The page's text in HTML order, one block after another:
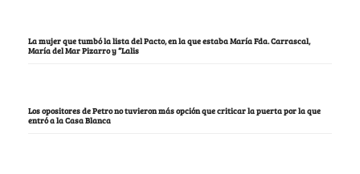
La mujer que tumbó la lista del Pacto, en la que estaba María Fda. Carrascal,
María del Mar Pizarro y “Lalis
Los opositores de Petro no tuvieron más opción que criticar la puerta por la que
entró a la Casa Blanca